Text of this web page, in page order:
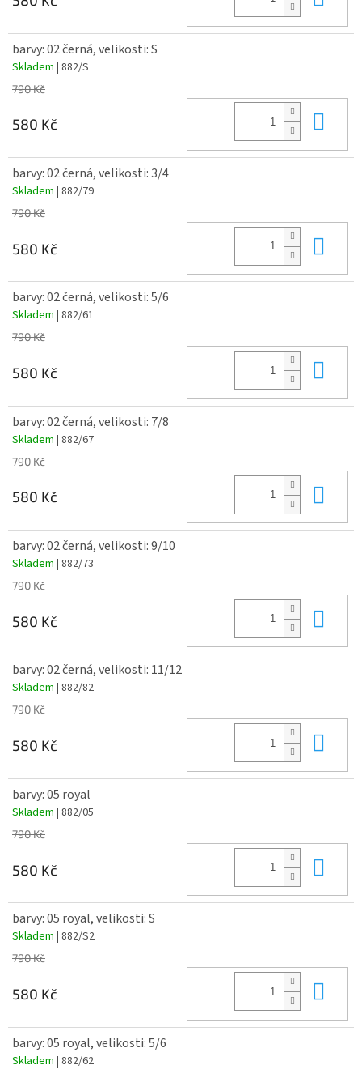
barvy: 02 černá, velikosti: S
Skladem | 882/S
790 Kč
580 Kč
barvy: 02 černá, velikosti: 3/4
Skladem | 882/79
790 Kč
580 Kč
barvy: 02 černá, velikosti: 5/6
Skladem | 882/61
790 Kč
580 Kč
barvy: 02 černá, velikosti: 7/8
Skladem | 882/67
790 Kč
580 Kč
barvy: 02 černá, velikosti: 9/10
Skladem | 882/73
790 Kč
580 Kč
barvy: 02 černá, velikosti: 11/12
Skladem | 882/82
790 Kč
580 Kč
barvy: 05 royal
Skladem | 882/05
790 Kč
580 Kč
barvy: 05 royal, velikosti: S
Skladem | 882/S2
790 Kč
580 Kč
barvy: 05 royal, velikosti: 5/6
Skladem | 882/62